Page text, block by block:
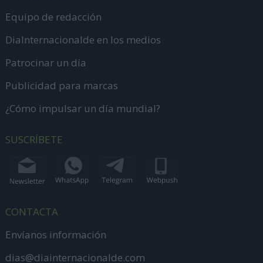
Equipo de redacción
DiaInternacionalde en los medios
Patrocinar un día
Publicidad para marcas
¿Cómo impulsar un día mundial?
SUSCRÍBETE
CONTACTA
Envíanos información
dias@diainternacionalde.com